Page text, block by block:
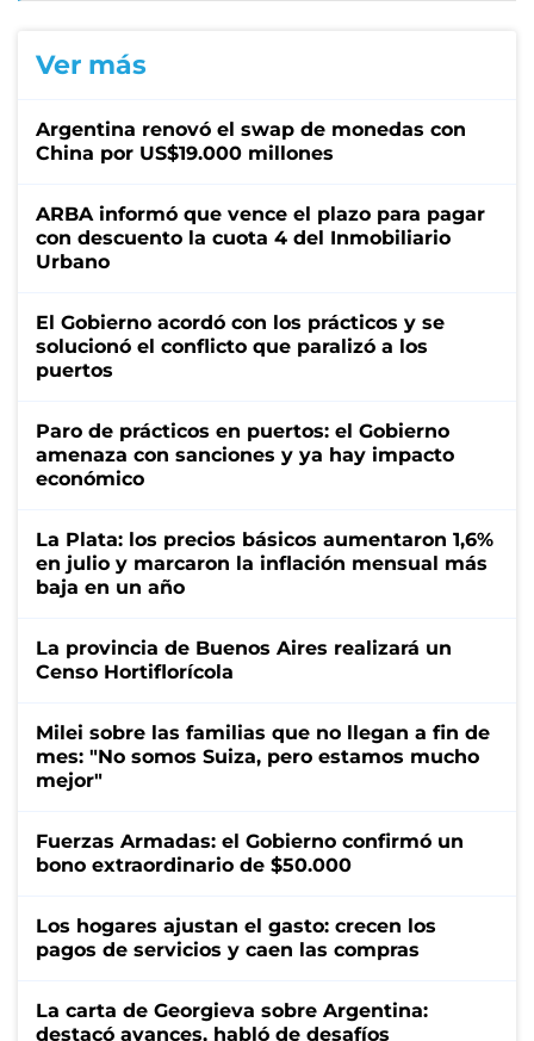
Ver más
Argentina renovó el swap de monedas con
China por US$19.000 millones
ARBA informó que vence el plazo para pagar
con descuento la cuota 4 del Inmobiliario
Urbano
El Gobierno acordó con los prácticos y se
solucionó el conflicto que paralizó a los
puertos
Paro de prácticos en puertos: el Gobierno
amenaza con sanciones y ya hay impacto
económico
La Plata: los precios básicos aumentaron 1,6%
en julio y marcaron la inflación mensual más
baja en un año
La provincia de Buenos Aires realizará un
Censo Hortiflorícola
Milei sobre las familias que no llegan a fin de
mes: "No somos Suiza, pero estamos mucho
mejor"
Fuerzas Armadas: el Gobierno confirmó un
bono extraordinario de $50.000
Los hogares ajustan el gasto: crecen los
pagos de servicios y caen las compras
La carta de Georgieva sobre Argentina:
destacó avances, habló de desafíos